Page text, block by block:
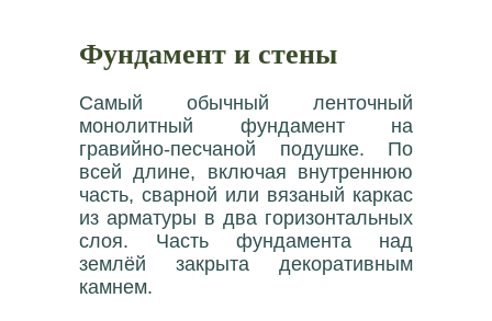
Фундамент и стены
Самый обычный ленточный
монолитный фундамент на
гравийно-песчаной подушке. По
всей длине, включая внутреннюю
часть, сварной или вязаный каркас
из арматуры в два горизонтальных
слоя. Часть фундамента над
землёй закрыта декоративным
камнем.